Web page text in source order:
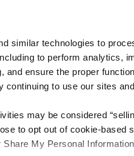
similar technologies to
to perform analytics,
and ensure the proper
continuing to use our sites
may be considered
to opt out of cookie-based
Share My Personal